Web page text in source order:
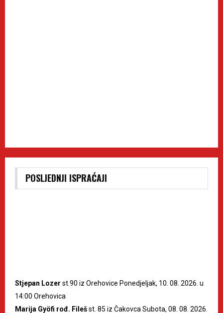
POSLJEDNJI ISPRAĆAJI
Stjepan Lozer st.90 iz Orehovice Ponedjeljak, 10. 08. 2026. u
14:00 Orehovica
Marija Gyöfi rođ. Filešst. 85 iz Čakovca Subota, 08. 08. 2026.